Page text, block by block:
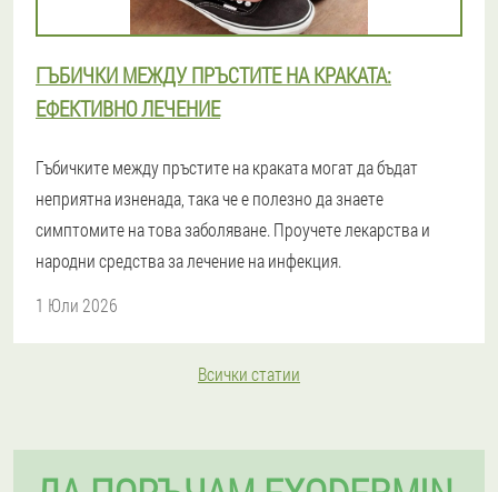
ГЪБИЧКИ МЕЖДУ ПРЪСТИТЕ НА КРАКАТА:
ЕФЕКТИВНО ЛЕЧЕНИЕ
Гъбичките между пръстите на краката могат да бъдат
неприятна изненада, така че е полезно да знаете
симптомите на това заболяване. Проучете лекарства и
народни средства за лечение на инфекция.
1 Юли 2026
Всички статии